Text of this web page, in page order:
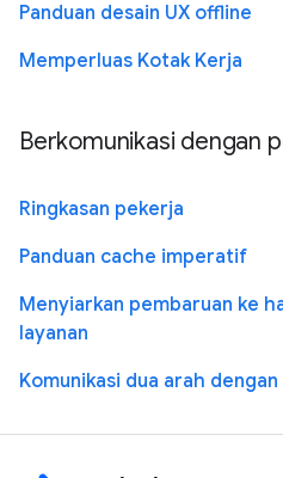
Panduan desain UX offline
Memperluas Kotak Kerja
Berkomunikasi dengan
Ringkasan pekerja
Panduan cache imperatif
Menyiarkan pembaruan ke
layanan
Komunikasi dua arah